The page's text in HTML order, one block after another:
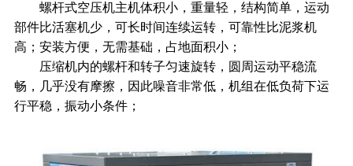
螺杆式空压机主机体积小，重量轻，结构简单，运动
部件比活塞机少，可长时间连续运转，可靠性比泥浆机
高；安装方便，无需基础，占地面积小；
压缩机内的螺杆和转子匀速旋转，圆周运动平稳流
畅，几乎没有摩擦，因此噪音非常低，机组在低负荷下运
行平稳，振动小条件；